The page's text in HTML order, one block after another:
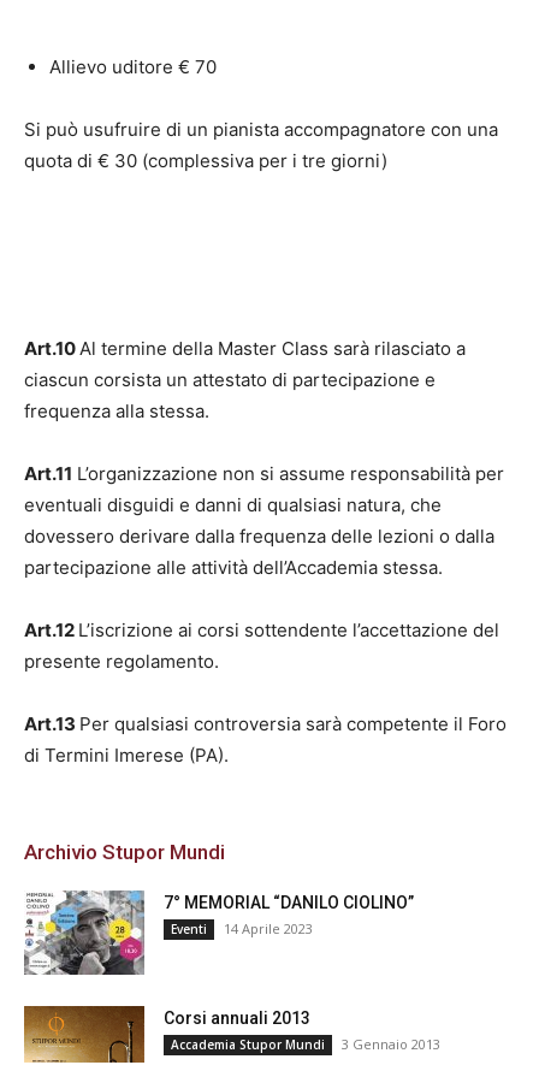
Allievo uditore € 70
Si può usufruire di un pianista accompagnatore con una
quota di € 30 (complessiva per i tre giorni)
Art.10Al termine della Master Class sarà rilasciato a
ciascun corsista un attestato di partecipazione e
frequenza alla stessa.
Art.11 L’organizzazione non si assume responsabilità per
eventuali disguidi e danni di qualsiasi natura, che
dovessero derivare dalla frequenza delle lezioni o dalla
partecipazione alle attività dell’Accademia stessa.
Art.12 L’iscrizione ai corsi sottendente l’accettazione del
presente regolamento.
Art.13 Per qualsiasi controversia sarà competente il Foro
di Termini Imerese (PA).
Archivio Stupor Mundi
7° MEMORIAL “DANILO CIOLINO”
Eventi 14 Aprile 2023
Corsi annuali 2013
Accademia Stupor Mundi 3 Gennaio 2013